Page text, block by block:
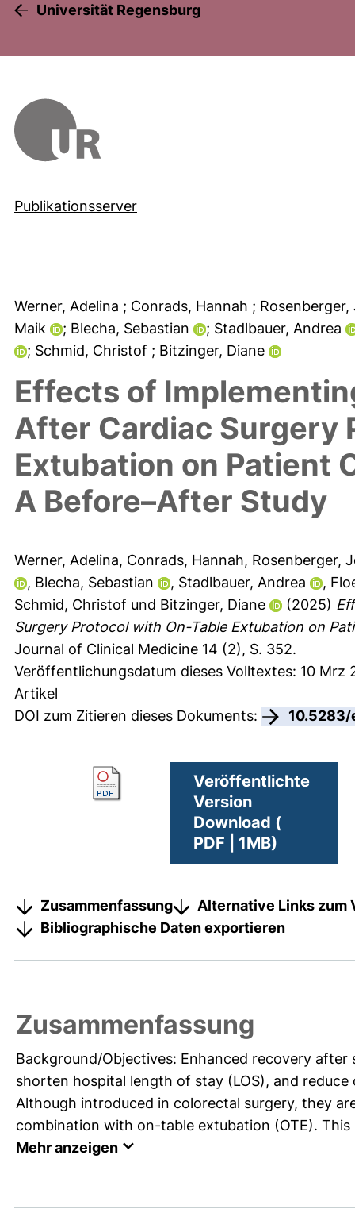
Universität Regensburg
Publikationsserver
Werner, Adelina ; Conrads, Hannah ;
Maik
; Blecha, Sebastian
; Stadlbauer, Andrea
; Schmid, Christof ; Bitzinger, Diane
Effects of
After Cardiac Surgery
Extubation on Patient
A Before–After Study
Werner, Adelina, Conrads, Hannah, Rosenberger,
, Blecha, Sebastian , Stadlbauer, Andrea ,
Schmid, Christof und Bitzinger, Diane (2025)
Surgery Protocol with On-Table Extubation on
Journal of Clinical Medicine 14 (2), S. 352.
Veröffentlichungsdatum dieses Volltextes: 10 Mrz
Artikel
DOI zum Zitieren dieses Dokuments:
10.5283/
Veröffentlichte
Version
Download (
PDF | 1MB)
Zusammenfassung
Alternative Links zum
Bibliographische Daten exportieren
Zusammenfassung
Background/Objectives: Enhanced recovery
shorten hospital length of stay (LOS), and
Although introduced in colorectal surgery, they
combination with on-table extubation (OTE).
Mehr anzeigen